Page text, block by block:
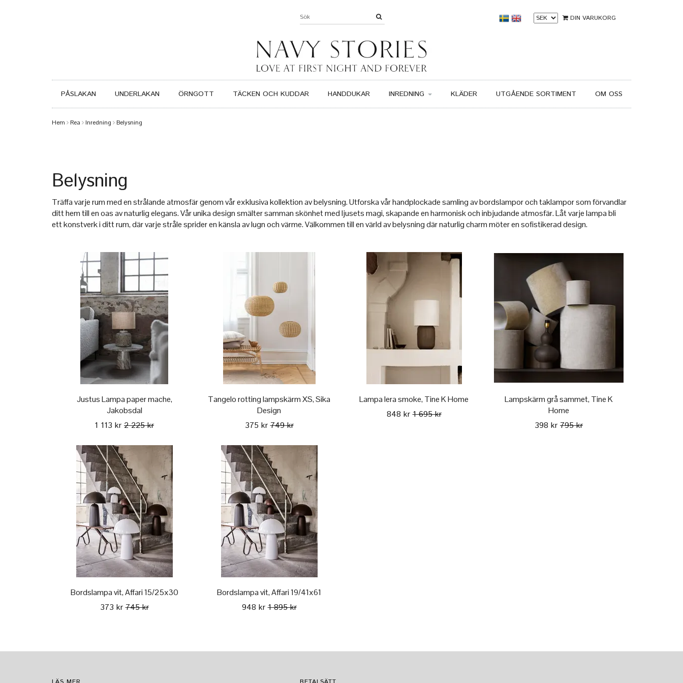
DIN VARUKORG
PÅSLAKAN UNDERLAKAN ÖRNGOTT TÄCKEN OCH KUDDAR HANDDUKAR INREDNING KLÄDER UTGÅENDE SORTIMENT OM OSS
Hem Rea Inredning Belysning
Belysning
Träffa varje rum med en strålande atmosfär genom vår exklusiva kollektion av belysning. Utforska vår handplockade samling av bordslampor och taklampor som förvandlar
ditt hem till en oas av naturlig elegans. Vår unika design smälter samman skönhet med ljusets magi, skapande en harmonisk och inbjudande atmosfär. Låt varje lampa bli
ett konstverk i ditt rum, där varje stråle sprider en känsla av lugn och värme. Välkommen till en värld av belysning där naturlig charm möter en sofistikerad design.
Justus Lampa paper mache,
Jakobsdal
1 113 kr 2 225 kr
Tangelo rotting lampskärm XS, Sika
Design
375 kr749 kr
Lampa lera smoke, Tine K Home
848 kr1 695 kr
Lampskärm grå sammet, Tine K
Home
398 kr 795 kr
Bordslampa vit, Affari 15/25x30
373 kr745 kr
Bordslampa vit, Affari 19/41x61
948 kr1 895 kr